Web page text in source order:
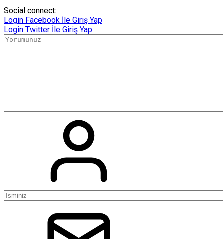
Social connect:
Login Facebook İle Giriş Yap
Login Twitter İle Giriş Yap